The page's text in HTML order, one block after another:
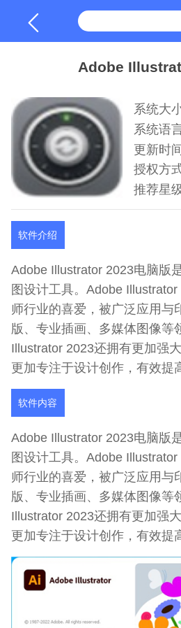
Adobe
系统大
系统语
更新时
授权方
推荐星
软件介绍
Adobe Illustrator 2023电脑版
图设计工具。Adobe
师行业的喜爱，被广泛应用与
版、专业插画、多媒体图像等
Illustrator 2023还拥有更加强
更加专注于设计创作，有效提
软件内容
Adobe Illustrator 2023电脑版
图设计工具。Adobe
师行业的喜爱，被广泛应用与
版、专业插画、多媒体图像等
Illustrator 2023还拥有更加强
更加专注于设计创作，有效提